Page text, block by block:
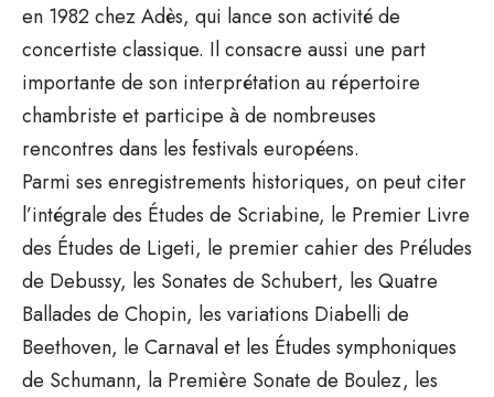
en 1982 chez Adès, qui lance son activité de
concertiste classique. Il consacre aussi une part
importante de son interprétation au répertoire
chambriste et participe à de nombreuses
rencontres dans les festivals européens.
Parmi ses enregistrements historiques, on peut citer
l’intégrale des Études de Scriabine, le Premier Livre
des Études de Ligeti, le premier cahier des Préludes
de Debussy, les Sonates de Schubert, les Quatre
Ballades de Chopin, les variations Diabelli de
Beethoven, le Carnaval et les Études symphoniques
de Schumann, la Première Sonate de Boulez, les